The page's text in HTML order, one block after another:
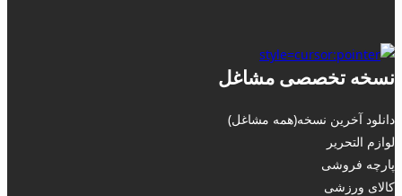
نسخه تخصصی مشاغل
دانلود آخرین نسخه(همه مشاغل)
لوازم التحریر
پارچه فروشی
کالای ورزشی